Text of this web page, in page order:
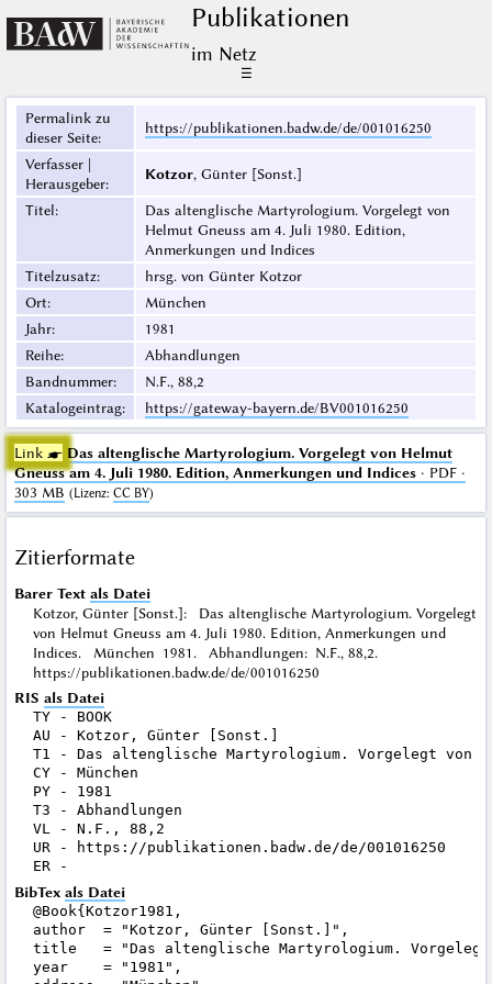
Publikationen
im Netz
☰
Permalink zu
dieser Seite:
https://publikationen.badw.de/de/001016250
Verfasser |
Herausgeber:
Kotzor, Günter [Sonst.]
Titel:
Das altenglische Martyrologium. Vorgelegt von
Helmut Gneuss am 4. Juli 1980. Edition,
Anmerkungen und Indices
Titelzusatz:
hrsg. von Günter Kotzor
Ort:
München
Jahr:
1981
Reihe:
Abhandlungen
Bandnummer:
N.F., 88,2
Katalogeintrag: https://gateway-bayern.de/BV001016250
Link ☛ Das altenglische Martyrologium. Vorgelegt von Helmut
Gneuss am 4. Juli 1980. Edition, Anmerkungen und Indices· PDF ·
303 MB (Lizenz: CC BY)
Zitierformate
Barer Text als Datei
Kotzor, Günter [Sonst.]: Das altenglische Martyrologium. Vorgelegt
von Helmut Gneuss am 4. Juli 1980. Edition, Anmerkungen und
Indices. München 1981. Abhandlungen: N.F., 88,2.
https://publikationen.badw.de/de/001016250
RIS als Datei
TY - BOOK
AU - Kotzor, Günter [Sonst.]
T1 - Das altenglische Martyrologium. Vorgelegt von
CY - München
PY - 1981
T3 - Abhandlungen
VL - N.F., 88,2
UR - https://publikationen.badw.de/de/001016250
BibTex als Datei
@Book{Kotzor1981,
author  = "Kotzor, Günter [Sonst.]",
title   = "Das altenglische Martyrologium. Vorgelegt
year    = "1981",